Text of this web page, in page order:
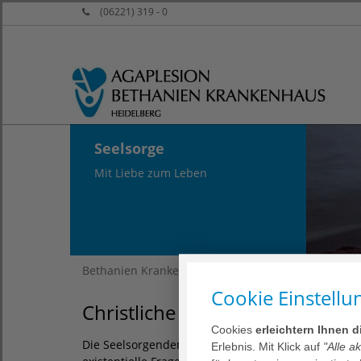
(06221) 319 - 0
Seelsorge
Mit Liebe zum Leben
Bethanien Krankenhaus Heidelberg
Christliche Begleitung
Die Seelsorgenden des AGAPLESION BETHANIEN
Cookie
Cookies erleichtern Ihnen
Erlebnis. Mit Klick auf "Alle